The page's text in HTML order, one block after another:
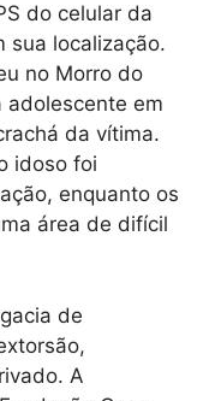
do celular da
sua localização.
no Morro do
adolescente em
da vítima.
idoso foi
enquanto os
área de difícil
de
A